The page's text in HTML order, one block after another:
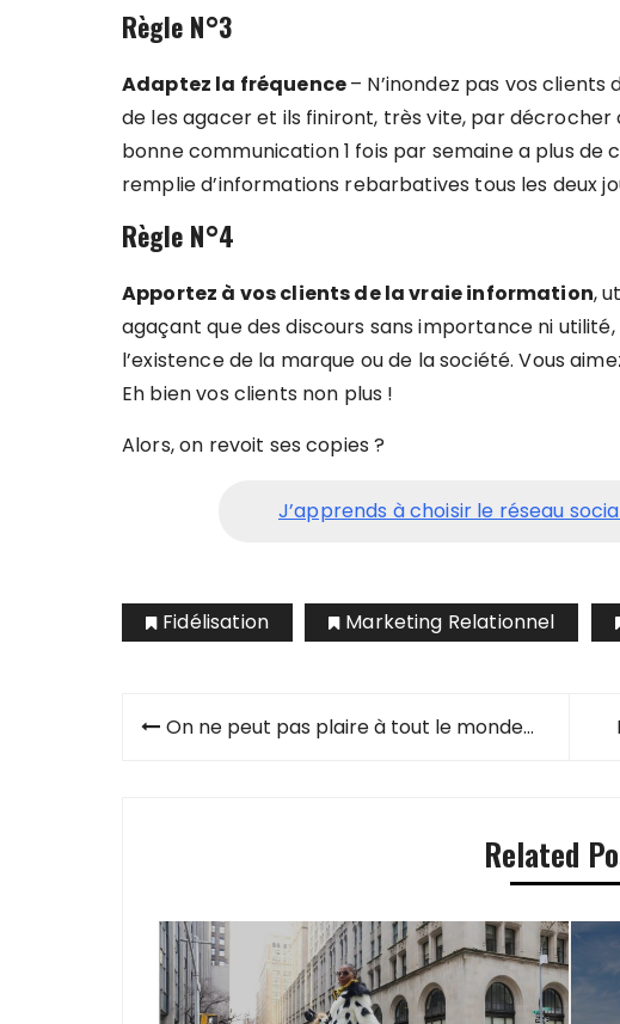
Règle N°3
Adaptez la fréquence– N’inondez pas vos
de les agacer et ils finiront, très vite, par
bonne communication 1 fois par semaine a plus de
remplie d’informations rebarbatives tous les deux
Règle N°4
Apportez à vos clients de la vraie information,
agaçant que des discours sans importance ni
l’existence de la marque ou de la société. Vous
Eh bien vos clients non plus !
Alors, on revoit ses copies ?
J’apprends à choisir le réseau
Fidélisation Marketing Relationnel
Navigation
On ne peut pas plaire à tout le monde…
Related